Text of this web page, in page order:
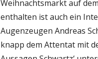
Weihnachtsmarkt auf
enthalten ist auch ein
Augenzeugen Andreas
knapp dem Attentat mit